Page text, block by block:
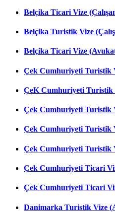
Belçika Ticari Vize
Belçika Turistik Vize
Belçika Ticari Vize
Çek Cumhuriyeti Turistik
ÇeK Cumhuriyeti Turistik
Çek Cumhuriyeti Turistik
Çek Cumhuriyeti Turistik
Çek Cumhuriyeti Turistik
Çek Cumhuriyeti Ticari
Çek Cumhuriyeti Ticari
Danimarka Turistik Vize